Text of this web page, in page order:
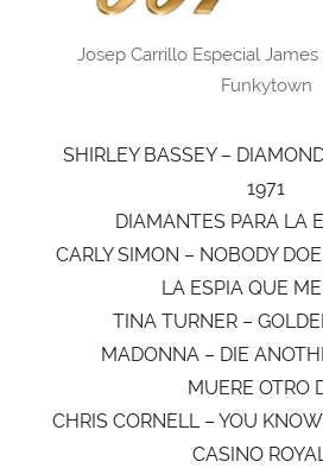
Josep Carrillo Especial
Funkytown
SHIRLEY BASSEY –
1971
DIAMANTES PARA LA
CARLY SIMON – NOBODY
LA ESPIA QUE
TINA TURNER –
MADONNA – DIE
MUERE OTRO
CHRIS CORNELL – YOU
CASINO